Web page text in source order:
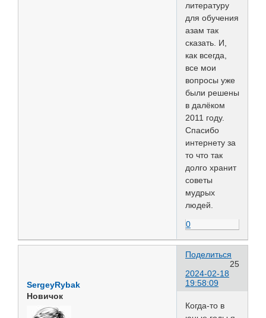
литературу
для обучения
азам так
сказать. И,
как всегда,
все мои
вопросы уже
были решены
в далёком
2011 году.
Спасибо
интернету за
то что так
долго хранит
советы
мудрых
людей.
0
Поделиться
25
2024-02-18
19:58:09
SergeyRybak
Новичок
Когда-то в